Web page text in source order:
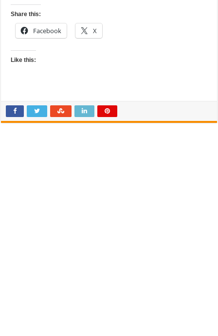
Share this:
Facebook X
Like this: